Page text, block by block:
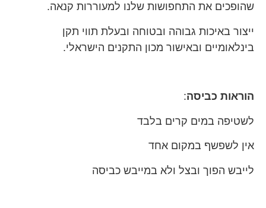
שהופכים את התחפושות שלנו למעוררות קנאה.
ייצור באיכות גבוהה ובטוחה ובעלת תווי תקן
בינלאומיים ובאישור מכון התקנים הישראלי.
הוראות כביסה:
לשטיפה במים קרים בלבד
אין לשפשף במקום אחד
לייבש הפוך ובצל ולא במייבש כביסה